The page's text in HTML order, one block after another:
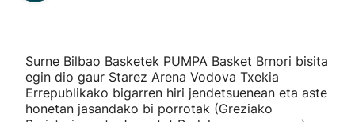
Surne Bilbao Basketek PUMPA Basket Brnori bisita
egin dio gaur Starez Arena Vodova Txekia
Errepublikako bigarren hiri jendetsuenean eta aste
honetan jasandako bi porrotak (Greziako